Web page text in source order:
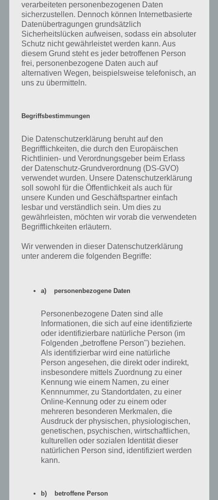
So gelangst du an Freunde Punkte in Simpsons
Springfield – (c) Electronic Arts
Tipp: Sprayt bei euren Freunden
Neben den Aktionen, die ihr bei euren Freunden durchführt, könnt
ihr noch zusätzliche Freunde-Punkte bekommen, wenn eure
sprayt dort die Gebäude an, damit dieser einen zusätzlichen
Freunde-Punkt erhält. Wenn es eure Nachbarn bei euch gleichtun, ist
das eine Win-Win-Situation.
Welche Freundschaftsstufen-Preise gibt es
in Simpsons Springfield und wann bekomme
ich diese?
Zu guter letzt fragen sich natürlich viele, welche
Freundschaftsstufen-Preise es gibt. Dazu müssen wir kurz
Freundschaftsstufe erklären: Für jede Stufe benötigt ihr eine gewisse
Aktion, die ihr bei euren Nachbarn bekommt. Folgender Tabelle
könnt ihr entnehmen, welchen Preis es ab welcher Menge gibt und
viele Freundschafts-Punkte gegenüber der letzten Stufe benötigt
FP für
nächste
Stufe
FP
Gesamt
Geld
pro
Aktion
Preis
Erschienen
1000 1000 20
Olmeken-
Kopf
2000 3000 22
Singing-
Sirloin
Von
2000 6500 26
verarbeiteten personenbezogenen Daten
sicherzustellen. Dennoch können Internetbasierte
Datenübertragungen grundsätzlich
Sicherheitslücken aufweisen, sodass ein absoluter
Schutz nicht gewährleistet werden kann. Aus
diesem Grund steht es jeder betroffenen Person
frei, personenbezogene Daten auch auf
alternativen Wegen, beispielsweise telefonisch, an
uns zu übermitteln.
Begriffsbestimmungen
Die Datenschutzerklärung beruht auf den
Begrifflichkeiten, die durch den Europäischen
Richtlinien- und Verordnungsgeber beim Erlass
der Datenschutz-Grundverordnung (DS-GVO)
verwendet wurden. Unsere Datenschutzerklärung
soll sowohl für die Öffentlichkeit als auch für
unsere Kunden und Geschäftspartner einfach
lesbar und verständlich sein. Um dies zu
gewährleisten, möchten wir vorab die verwendeten
Begrifflichkeiten erläutern.
Wir verwenden in dieser Datenschutzerklärung
unter anderem die folgenden Begriffe:
a) personenbezogene Daten
Personenbezogene Daten sind alle
Informationen, die sich auf eine identifizierte
oder identifizierbare natürliche Person (im
Folgenden „betroffene Person") beziehen.
Als identifizierbar wird eine natürliche
Person angesehen, die direkt oder indirekt,
insbesondere mittels Zuordnung zu einer
Kennung wie einem Namen, zu einer
Kennnummer, zu Standortdaten, zu einer
Online-Kennung oder zu einem oder
mehreren besonderen Merkmalen, die
Ausdruck der physischen, physiologischen,
genetischen, psychischen, wirtschaftlichen,
kulturellen oder sozialen Identität dieser
natürlichen Person sind, identifiziert werden
kann.
b) betroffene Person